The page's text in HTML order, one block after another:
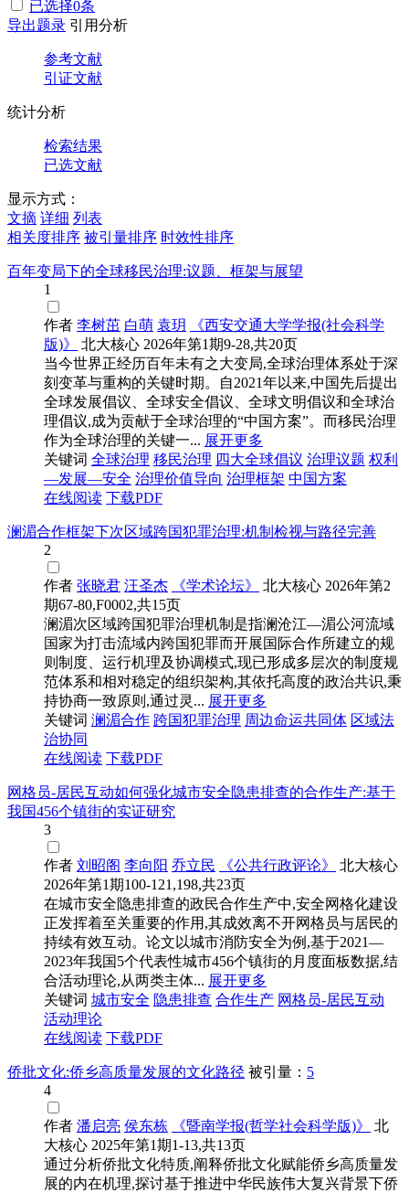
已选择0条
导出题录 引用分析
参考文献
引证文献
统计分析
检索结果
已选文献
显示方式：
文摘 详细 列表
相关度排序 被引量排序 时效性排序
百年变局下的全球移民治理:议题、框架与展望
1
作者 李树茁 白萌 袁玥
《西安交通大学学报(社会科学
版)》
北大核心 2026年第1期9-28,共20页
当今世界正经历百年未有之大变局,全球治理体系处于深
刻变革与重构的关键时期。自2021年以来,中国先后提出
全球发展倡议、全球安全倡议、全球文明倡议和全球治
理倡议,成为贡献于全球治理的“中国方案”。而移民治理
作为全球治理的关键一... 展开更多
关键词 全球治理 移民治理 四大全球倡议 治理议题 权利
—发展—安全 治理价值导向 治理框架 中国方案
在线阅读 下载PDF
澜湄合作框架下次区域跨国犯罪治理:机制检视与路径完善
2
作者 张晓君 汪圣杰 《学术论坛》 北大核心 2026年第2
期67-80,F0002,共15页
澜湄次区域跨国犯罪治理机制是指澜沧江—湄公河流域
国家为打击流域内跨国犯罪而开展国际合作所建立的规
则制度、运行机理及协调模式,现已形成多层次的制度规
范体系和相对稳定的组织架构,其依托高度的政治共识,秉
持协商一致原则,通过灵... 展开更多
关键词 澜湄合作 跨国犯罪治理 周边命运共同体 区域法
治协同
在线阅读 下载PDF
网格员-居民互动如何强化城市安全隐患排查的合作生产:基于
我国456个镇街的实证研究
3
作者 刘昭阁 李向阳 乔立民 《公共行政评论》
北大核心
2026年第1期100-121,198,共23页
在城市安全隐患排查的政民合作生产中,安全网格化建设
正发挥着至关重要的作用,其成效离不开网格员与居民的
持续有效互动。论文以城市消防安全为例,基于2021—
2023年我国5个代表性城市456个镇街的月度面板数据,结
合活动理论,从两类主体... 展开更多
关键词 城市安全 隐患排查 合作生产 网格员-居民互动
活动理论
在线阅读 下载PDF
侨批文化:侨乡高质量发展的文化路径 被引量： 5
4
作者 潘启亮 侯东栋 《暨南学报(哲学社会科学版)》
北
大核心 2025年第1期1-13,共13页
通过分析侨批文化特质,阐释侨批文化赋能侨乡高质量发
展的内在机理,探讨基于推进中华民族伟大复兴背景下侨